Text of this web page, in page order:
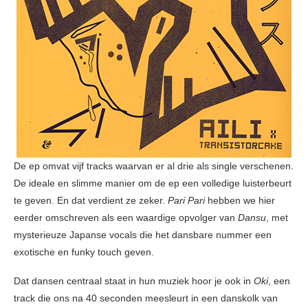
De ep omvat vijf tracks waarvan er al drie als single verschenen.
De ideale en slimme manier om de ep een volledige luisterbeurt
te geven. En dat verdient ze zeker. Pari Pari hebben we hier
eerder omschreven als een waardige opvolger van Dansu, met
mysterieuze Japanse vocals die het dansbare nummer een
exotische en funky touch geven.
Dat dansen centraal staat in hun muziek hoor je ook in Oki, een
track die ons na 40 seconden meesleurt in een danskolk van